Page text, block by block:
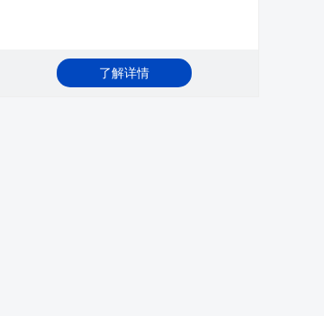
了解详情